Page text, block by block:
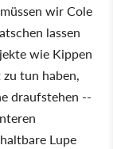
wir Cole
lassen
wie Kippen
tun haben,
draufstehen --
Lupe